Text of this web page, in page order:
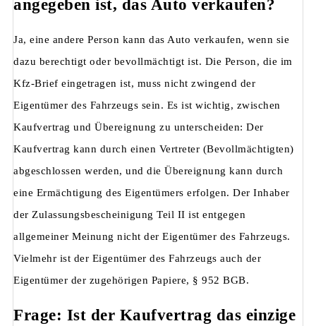
angegeben ist, das Auto verkaufen?
Ja, eine andere Person kann das Auto verkaufen, wenn sie
dazu berechtigt oder bevollmächtigt ist. Die Person, die im
Kfz-Brief eingetragen ist, muss nicht zwingend der
Eigentümer des Fahrzeugs sein. Es ist wichtig, zwischen
Kaufvertrag und Übereignung zu unterscheiden: Der
Kaufvertrag kann durch einen Vertreter (Bevollmächtigten)
abgeschlossen werden, und die Übereignung kann durch
eine Ermächtigung des Eigentümers erfolgen. Der Inhaber
der Zulassungsbescheinigung Teil II ist entgegen
allgemeiner Meinung nicht der Eigentümer des Fahrzeugs.
Vielmehr ist der Eigentümer des Fahrzeugs auch der
Eigentümer der zugehörigen Papiere, § 952 BGB.
Frage: Ist der Kaufvertrag das einzige